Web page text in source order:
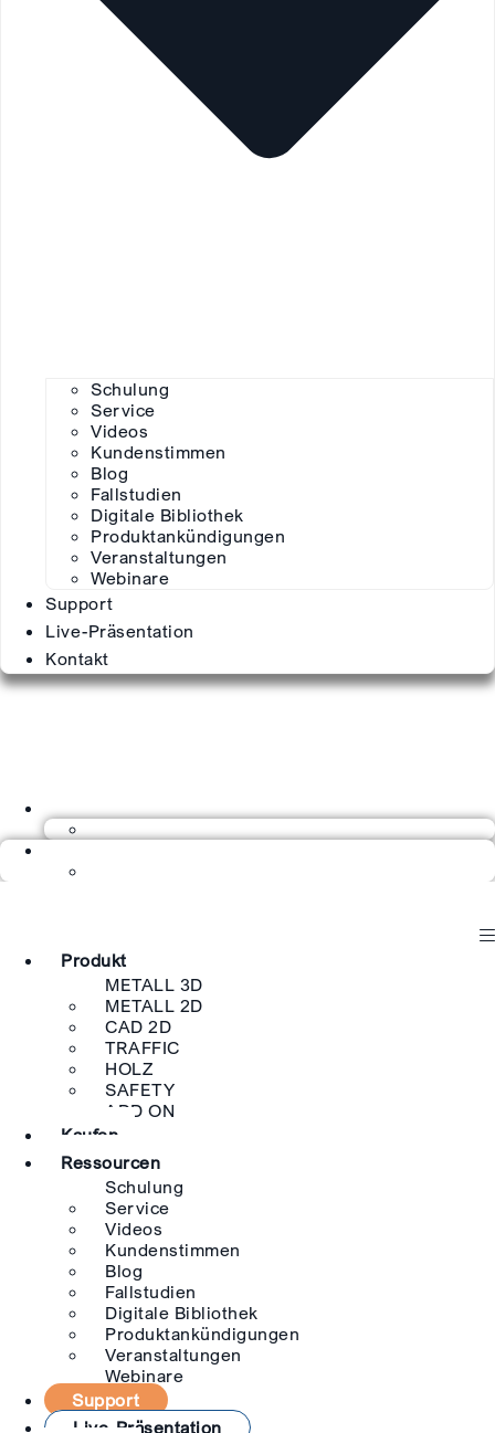
Schulung
Service
Videos
Kundenstimmen
Blog
Fallstudien
Digitale Bibliothek
Produktankündigungen
Veranstaltungen
Webinare
Support
Live-Präsentation
Kontakt
Produkt
METALL 3D
METALL 2D
CAD 2D
TRAFFIC
HOLZ
SAFETY
ADD ON
Kaufen
Ressourcen
Schulung
Service
Videos
Kundenstimmen
Blog
Fallstudien
Digitale Bibliothek
Produktankündigungen
Veranstaltungen
Webinare
Support
Live-Präsentation